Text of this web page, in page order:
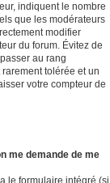
indiquent le nombre
que les modérateurs
modifier
du forum. Évitez de
au rang
tolérée et un
votre compteur de
me demande de me
le formulaire intégré (si